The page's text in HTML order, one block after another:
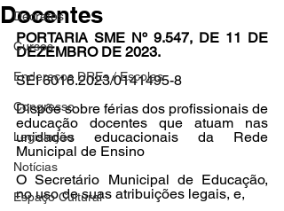
Decretos
Cursos
Endereços DREs / Escolas
Congresso
Legislação
Notícias
Espaço Cultural
Docentes
PORTARIA SME Nº 9.547, DE 11 DE
DEZEMBRO DE 2023.
SEI 6016.2023/0141495-8
Dispõe sobre férias dos profissionais de
educação docentes que atuam nas
unidades educacionais da Rede
Municipal de Ensino
O Secretário Municipal de Educação,
no uso de suas atribuições legais, e,